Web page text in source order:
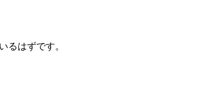
るはずです。